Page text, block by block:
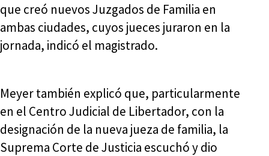
que creó nuevos Juzgados de Familia en
ambas ciudades, cuyos jueces juraron en la
jornada, indicó el magistrado.
Meyer también explicó que, particularmente
en el Centro Judicial de Libertador, con la
designación de la nueva jueza de familia, la
Suprema Corte de Justicia escuchó y dio